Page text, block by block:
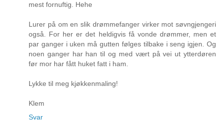
mest fornuftig. Hehe
Lurer på om en slik drømmefanger virker mot søvngjengeri
også. For her er det heldigvis få vonde drømmer, men et
par ganger i uken må gutten følges tilbake i seng igjen. Og
noen ganger har han til og med vært på vei ut ytterdøren
før mor har fått huket fatt i ham.
Lykke til meg kjøkkenmaling!
Klem
Svar